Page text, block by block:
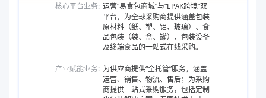
核心平台业务: 运营“易食包商城”与“EPAK跨境”双
平台，为全球采购商提供涵盖包装
原材料（纸、塑、铝、玻璃）、食
品包装（袋、盒、罐）、包装设备
及终端食品的一站式在线采购。
产业赋能业务: 为供应商提供“全托管”服务，涵盖
运营、销售、物流、售后；为采购
商提供一站式采购服务，包括定制